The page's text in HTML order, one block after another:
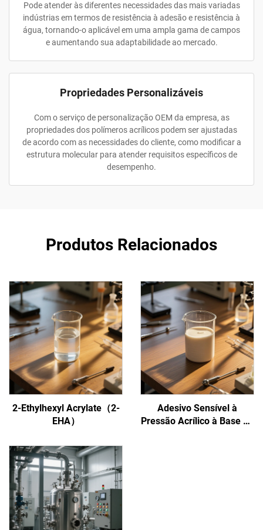
Pode atender às diferentes necessidades das mais variadas
indústrias em termos de resistência à adesão e resistência à
água, tornando-o aplicável em uma ampla gama de campos
e aumentando sua adaptabilidade ao mercado.
Propriedades Personalizáveis
Com o serviço de personalização OEM da empresa, as
propriedades dos polímeros acrílicos podem ser ajustadas
de acordo com as necessidades do cliente, como modificar a
estrutura molecular para atender requisitos específicos de
desempenho.
Produtos Relacionados
2-Ethylhexyl Acrylate（2-
EHA）
Adesivo Sensível à
Pressão Acrílico à Base de